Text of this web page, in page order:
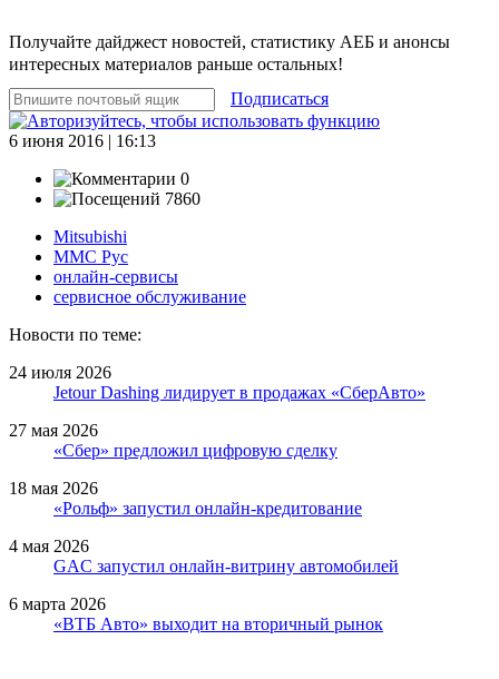
Получайте дайджест новостей, статистику АЕБ и анонсы
интересных материалов раньше остальных!
Подписаться
6 июня 2016 | 16:13
0
7860
Mitsubishi
ММС Рус
онлайн-сервисы
сервисное обслуживание
Новости по теме:
24 июля 2026
Jetour Dashing лидирует в продажах «СберАвто»
27 мая 2026
«Сбер» предложил цифровую сделку
18 мая 2026
«Рольф» запустил онлайн-кредитование
4 мая 2026
GAC запустил онлайн-витрину автомобилей
6 марта 2026
«ВТБ Авто» выходит на вторичный рынок